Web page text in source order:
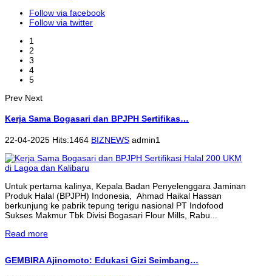
Follow via facebook
Follow via twitter
1
2
3
4
5
Prev Next
Kerja Sama Bogasari dan BPJPH Sertifikas…
22-04-2025 Hits:1464 BIZNEWS admin1
Untuk pertama kalinya, Kepala Badan Penyelenggara Jaminan
Produk Halal (BPJPH) Indonesia, Ahmad Haikal Hassan
berkunjung ke pabrik tepung terigu nasional PT Indofood
Sukses Makmur Tbk Divisi Bogasari Flour Mills, Rabu...
Read more
GEMBIRA Ajinomoto: Edukasi Gizi Seimbang…